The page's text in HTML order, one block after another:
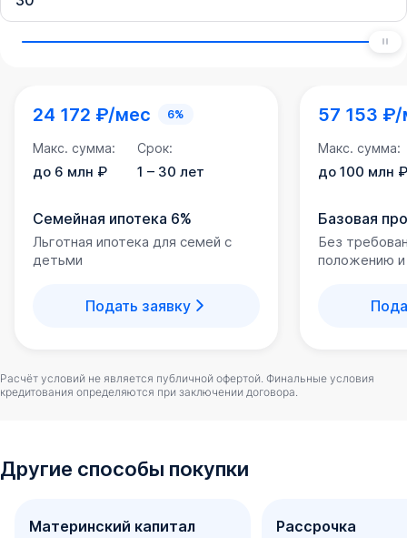
24 172 ₽/мес 6%
Макс. сумма:
до 6 млн ₽
Срок:
1 – 30 лет
Семейная ипотека 6%
Льготная ипотека для семей с
детьми
Подать заявку
57 153
Макс. сумма:
до 100 млн ₽
Базовая
Без
положению
Расчёт условий не является публичной офертой. Финальные условия
кредитования определяются при заключении договора.
Другие способы покупки
Материнский капитал Рассрочка